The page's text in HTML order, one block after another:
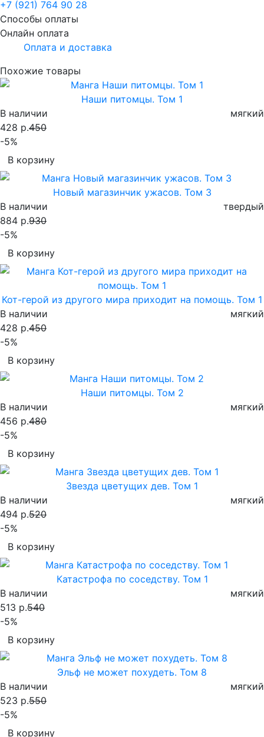
+7 (921) 764 90 28
Способы оплаты
Онлайн оплата
Оплата и доставка
Похожие товары
Наши питомцы. Том 1
В наличии
мягкий
428 р.450
-5%
В корзину
Новый магазинчик ужасов. Том 3
В наличии
твердый
884 р.930
-5%
В корзину
Кот-герой из другого мира приходит на помощь. Том 1
В наличии
мягкий
428 р.450
-5%
В корзину
Наши питомцы. Том 2
В наличии
мягкий
456 р.480
-5%
В корзину
Звезда цветущих дев. Том 1
В наличии
мягкий
494 р.520
-5%
В корзину
Катастрофа по соседству. Том 1
В наличии
мягкий
513 р.540
-5%
В корзину
Эльф не может похудеть. Том 8
В наличии
мягкий
523 р.550
-5%
В корзину